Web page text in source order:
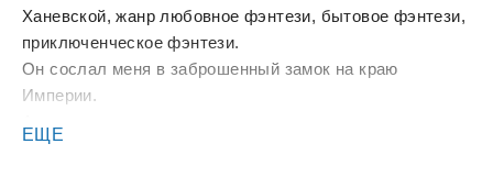
Ханевской, жанр любовное фэнтези, бытовое фэнтези,
приключенческое фэнтези.
Он сослал меня в заброшенный замок на краю
Империи.
С новой женой в Императорский дворец пришла тень
ЕЩЕ